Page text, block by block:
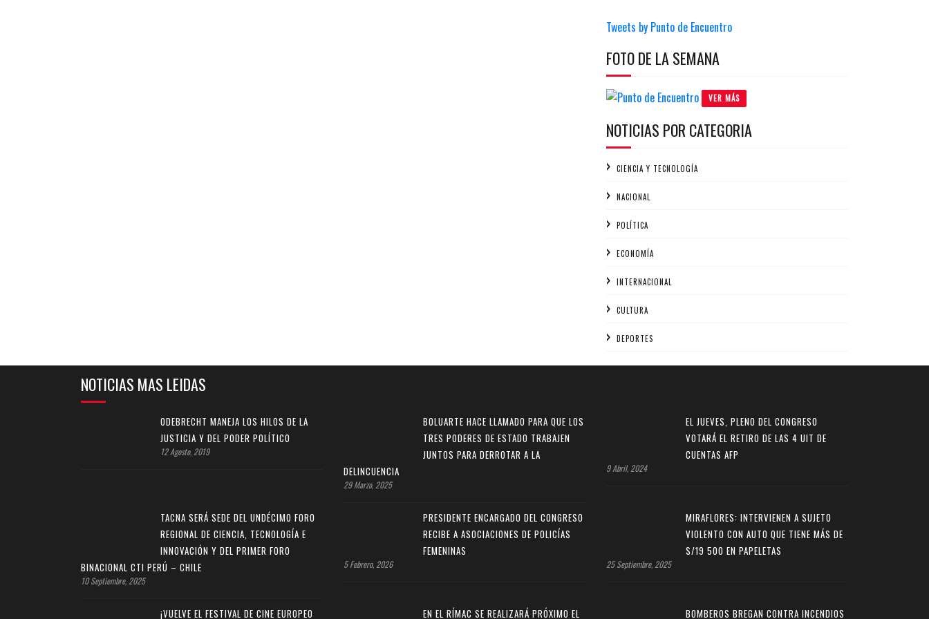
Tweets by Punto de Encuentro
FOTO DE LA SEMANA
VER MÁS
NOTICIAS POR CATEGORIA
CIENCIA Y TECNOLOGÍA
NACIONAL
POLÍTICA
ECONOMÍA
INTERNACIONAL
CULTURA
DEPORTES
NOTICIAS MAS LEIDAS
ODEBRECHT MANEJA LOS HILOS DE LA
JUSTICIA Y DEL PODER POLÍTICO
12 Agosto, 2019
BOLUARTE HACE LLAMADO PARA QUE LOS
TRES PODERES DE ESTADO TRABAJEN
JUNTOS PARA DERROTAR A LA
DELINCUENCIA
29 Marzo, 2025
EL JUEVES, PLENO DEL CONGRESO
VOTARÁ EL RETIRO DE LAS 4 UIT DE
CUENTAS AFP
9 Abril, 2024
TACNA SERÁ SEDE DEL UNDÉCIMO FORO
REGIONAL DE CIENCIA, TECNOLOGÍA E
INNOVACIÓN Y DEL PRIMER FORO
BINACIONAL CTI PERÚ – CHILE
10 Septiembre, 2025
PRESIDENTE ENCARGADO DEL CONGRESO
RECIBE A ASOCIACIONES DE POLICÍAS
FEMENINAS
5 Febrero, 2026
MIRAFLORES: INTERVIENEN A SUJETO
VIOLENTO CON AUTO QUE TIENE MÁS DE
S/19 500 EN PAPELETAS
25 Septiembre, 2025
¡VUELVE EL FESTIVAL DE CINE EUROPEO EN EL RÍMAC SE REALIZARÁ PRÓXIMO EL BOMBEROS BREGAN CONTRA INCENDIOS